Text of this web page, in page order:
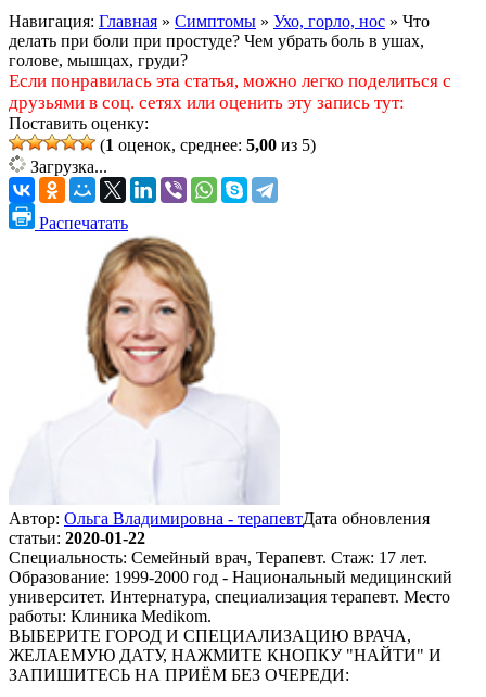
Навигация: Главная » Симптомы » Ухо, горло, нос » Что
делать при боли при простуде? Чем убрать боль в ушах,
голове, мышцах, груди?
Если понравилась эта статья, можно легко поделиться с
друзьями в соц. сетях или оценить эту запись тут:
Поставить оценку:
(1 оценок, среднее: 5,00 из 5)
Загрузка...
Распечатать
Автор: Ольга Владимировна - терапевтДата обновления
статьи: 2020-01-22
Специальность: Семейный врач, Терапевт. Стаж: 17 лет.
Образование: 1999-2000 год - Национальный медицинский
университет. Интернатура, специализация терапевт. Место
работы: Клиника Medikom.
ВЫБЕРИТЕ ГОРОД И СПЕЦИАЛИЗАЦИЮ ВРАЧА,
ЖЕЛАЕМУЮ ДАТУ, НАЖМИТЕ КНОПКУ "НАЙТИ" И
ЗАПИШИТЕСЬ НА ПРИЁМ БЕЗ ОЧЕРЕДИ: